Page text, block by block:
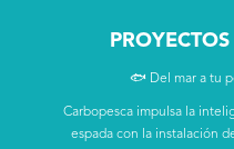
🐟 Del mar a tu
Carbopesca impulsa la
espada con la instalación